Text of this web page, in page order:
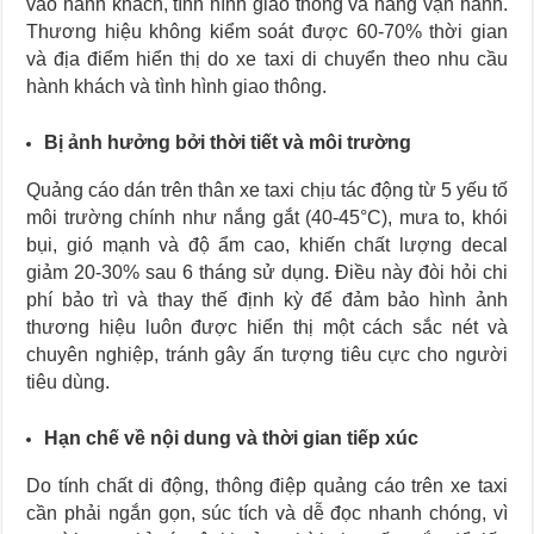
Thương hiệu không kiểm soát được 60-70% thời gian
và địa điểm hiển thị do xe taxi di chuyển theo nhu cầu
hành khách và tình hình giao thông.
Bị ảnh hưởng bởi thời tiết và môi trường
Quảng cáo dán trên thân xe taxi chịu tác động từ 5 yếu tố
môi trường chính như nắng gắt (40-45°C), mưa to, khói
bụi, gió mạnh và độ ẩm cao, khiến chất lượng decal
giảm 20-30% sau 6 tháng sử dụng. Điều này đòi hỏi chi
phí bảo trì và thay thế định kỳ để đảm bảo hình ảnh
thương hiệu luôn được hiển thị một cách sắc nét và
chuyên nghiệp, tránh gây ấn tượng tiêu cực cho người
tiêu dùng.
Hạn chế về nội dung và thời gian tiếp xúc
Do tính chất di động, thông điệp quảng cáo trên xe taxi
cần phải ngắn gọn, súc tích và dễ đọc nhanh chóng, vì